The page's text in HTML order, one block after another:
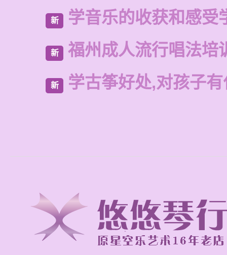
新 学音乐的收获和感受
新 福州成人流行唱法培
新 学古筝好处,对孩子